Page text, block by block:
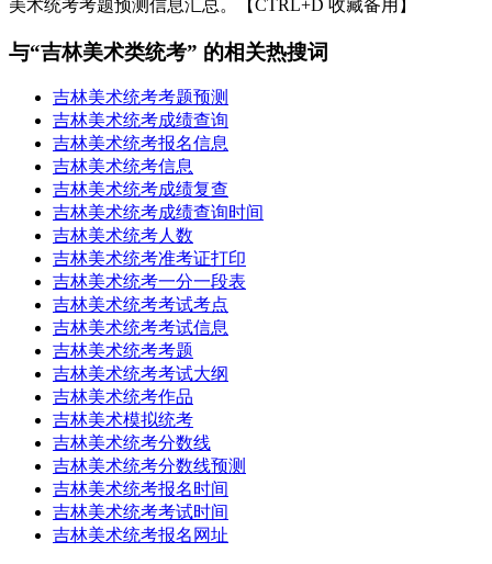
美术统考考题预测信息汇总。【CTRL+D 收藏备用】
与“吉林美术类统考” 的相关热搜词
吉林美术统考考题预测
吉林美术统考成绩查询
吉林美术统考报名信息
吉林美术统考信息
吉林美术统考成绩复查
吉林美术统考成绩查询时间
吉林美术统考人数
吉林美术统考准考证打印
吉林美术统考一分一段表
吉林美术统考考试考点
吉林美术统考考试信息
吉林美术统考考题
吉林美术统考考试大纲
吉林美术统考作品
吉林美术模拟统考
吉林美术统考分数线
吉林美术统考分数线预测
吉林美术统考报名时间
吉林美术统考考试时间
吉林美术统考报名网址